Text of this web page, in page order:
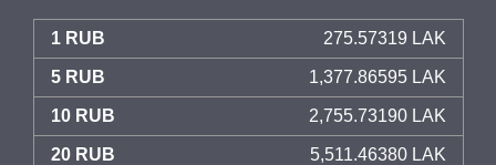
1 RUB 275.57319 LAK
5 RUB 1,377.86595 LAK
10 RUB 2,755.73190 LAK
20 RUB 5,511.46380 LAK